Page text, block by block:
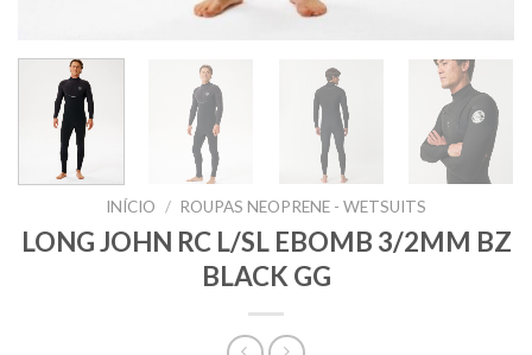
INÍCIO / ROUPAS NEOPRENE - WETSUITS
LONG JOHN RC L/SL EBOMB 3/2MM BZ
BLACK GG